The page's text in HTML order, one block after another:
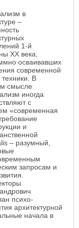
в
–
1-й
XX века,
осваивавших
современной
техники. В
смысле
иногда
с
«современная
и
– разумный,
запросам и
психо-
архитектурной
начала в